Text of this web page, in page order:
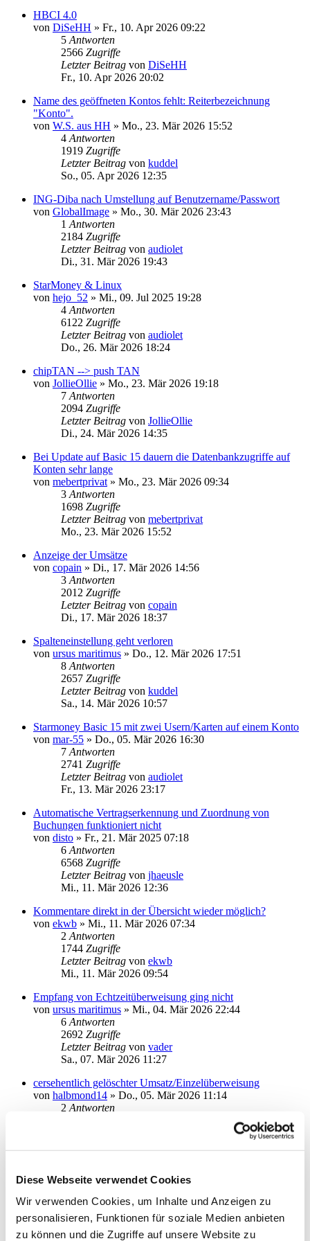
Diese Webseite verwendet Cookies
Wir verwenden Cookies, um Inhalte und Anzeigen zu
personalisieren, Funktionen für soziale Medien anbieten
zu können und die Zugriffe auf unsere Website zu
HBCI 4.0
von DiSeHH » Fr., 10. Apr 2026 09:22
5 Antworten
2566 Zugriffe
Letzter Beitrag von DiSeHH
Fr., 10. Apr 2026 20:02
Name des geöffneten Kontos fehlt: Reiterbezeichnung
"Konto".
von W.S. aus HH » Mo., 23. Mär 2026 15:52
4 Antworten
1919 Zugriffe
Letzter Beitrag von kuddel
So., 05. Apr 2026 12:35
ING-Diba nach Umstellung auf Benutzername/Passwort
von GlobalImage » Mo., 30. Mär 2026 23:43
1 Antworten
2184 Zugriffe
Letzter Beitrag von audiolet
Di., 31. Mär 2026 19:43
StarMoney & Linux
von hejo_52 » Mi., 09. Jul 2025 19:28
4 Antworten
6122 Zugriffe
Letzter Beitrag von audiolet
Do., 26. Mär 2026 18:24
chipTAN --> push TAN
von JollieOllie » Mo., 23. Mär 2026 19:18
7 Antworten
2094 Zugriffe
Letzter Beitrag von JollieOllie
Di., 24. Mär 2026 14:35
Bei Update auf Basic 15 dauern die Datenbankzugriffe auf
Konten sehr lange
von mebertprivat » Mo., 23. Mär 2026 09:34
3 Antworten
1698 Zugriffe
Letzter Beitrag von mebertprivat
Mo., 23. Mär 2026 15:52
Anzeige der Umsätze
von copain » Di., 17. Mär 2026 14:56
3 Antworten
2012 Zugriffe
Letzter Beitrag von copain
Di., 17. Mär 2026 18:37
Spalteneinstellung geht verloren
von ursus maritimus » Do., 12. Mär 2026 17:51
8 Antworten
2657 Zugriffe
Letzter Beitrag von kuddel
Sa., 14. Mär 2026 10:57
Starmoney Basic 15 mit zwei Usern/Karten auf einem Konto
von mar-55 » Do., 05. Mär 2026 16:30
7 Antworten
2741 Zugriffe
Letzter Beitrag von audiolet
Fr., 13. Mär 2026 23:17
Automatische Vertragserkennung und Zuordnung von
Buchungen funktioniert nicht
von disto » Fr., 21. Mär 2025 07:18
6 Antworten
6568 Zugriffe
Letzter Beitrag von jhaeusle
Mi., 11. Mär 2026 12:36
Kommentare direkt in der Übersicht wieder möglich?
von ekwb » Mi., 11. Mär 2026 07:34
2 Antworten
1744 Zugriffe
Letzter Beitrag von ekwb
Mi., 11. Mär 2026 09:54
Empfang von Echtzeitüberweisung ging nicht
von ursus maritimus » Mi., 04. Mär 2026 22:44
6 Antworten
2692 Zugriffe
Letzter Beitrag von vader
Sa., 07. Mär 2026 11:27
cersehentlich gelöschter Umsatz/Einzelüberweisung
von halbmond14 » Do., 05. Mär 2026 11:14
2 Antworten
vonSusanne12»Do., 29. Jan 2026 12:30
2510Zugriffe
Letzter BeitragvonKaterMikesch
Mo., 02. Mär 2026 13:11